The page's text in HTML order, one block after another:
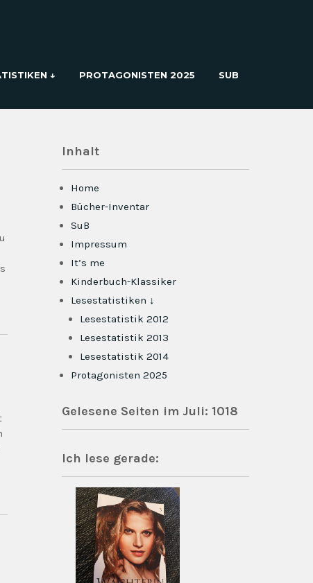
↓ PROTAGONISTEN 2025 SUB
Inhalt
Home
Bücher-Inventar
SuB
Impressum
It’s me
Kinderbuch-Klassiker
Lesestatistiken ↓
Lesestatistik 2012
Lesestatistik 2013
Lesestatistik 2014
Protagonisten 2025
Gelesene Seiten im Juli: 1018
Ich lese gerade: